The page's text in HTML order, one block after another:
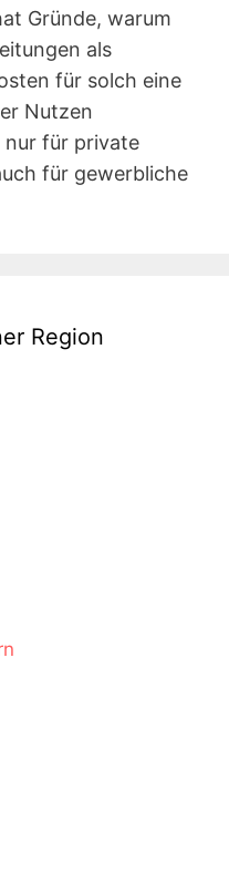
Gründe, warum
als
für solch eine
Nutzen
nur für private
für gewerbliche
Region